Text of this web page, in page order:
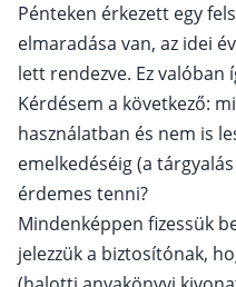
Pénteken érkezett egy
elmaradása van, az idei
lett rendezve. Ez valóban
Kérdésem a következő:
használatban és nem is
emelkedéséig (a
érdemes tenni?
Mindenképpen fizessük
jelezzük a biztosítónak,